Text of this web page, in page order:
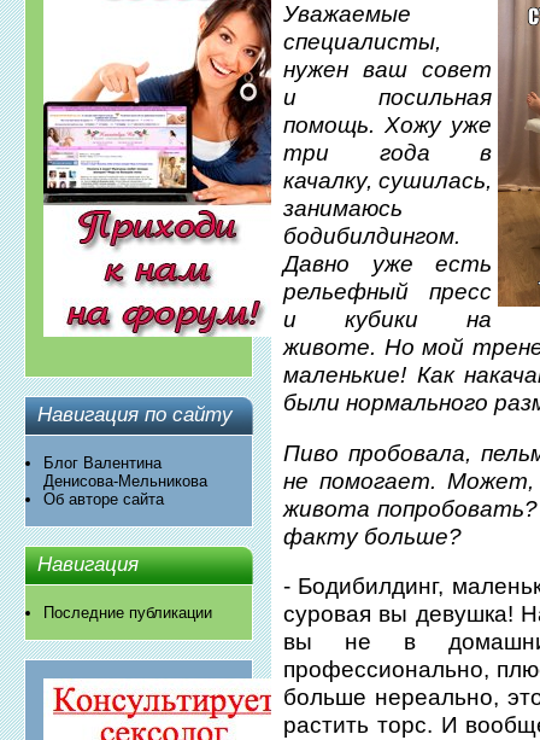
Навигация по сайту
Блог Валентина
Денисова-Мельникова
Об авторе сайта
Навигация
Последние публикации
Уважаемые
специалисты,
нужен ваш совет
и посильная
помощь. Хожу уже
три года в
качалку, сушилась,
занимаюсь
бодибилдингом.
Давно уже есть
рельефный пресс
и кубики на
животе. Но мой
маленькие! Как
были нормального
Пиво пробовала,
не помогает. Может,
живота
факту больше?
- Бодибилдинг,
суровая вы девушка!
вы не в
профессионально,
больше нереально,
растить торс. И